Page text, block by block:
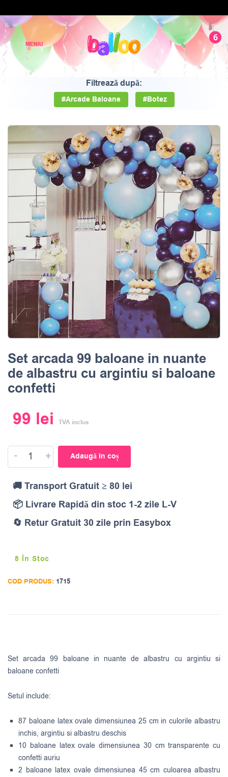
6
Filtrează după:
#Arcade Baloane #Botez
Set arcada 99 baloane in nuante
de albastru cu argintiu si baloane
confetti
99 lei TVA inclus
- + Adaugă în coș
🚚 Transport Gratuit ≥ 80 lei
📦 Livrare Rapidă din stoc 1-2 zile L-V
🔄 Retur Gratuit 30 zile prin Easybox
8 În Stoc
COD PRODUS: 1715
Set arcada 99 baloane in nuante de albastru cu argintiu si
baloane confetti
Setul include:
87 baloane latex ovale dimensiunea 25 cm in culorile albastru
inchis, argintiu si albastru deschis
10 baloane latex ovale dimensiunea 30 cm transparente cu
confetti auriu
2 baloane latex ovale dimensiunea 45 cm culoarea albastru